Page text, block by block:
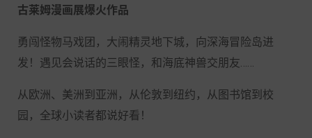
古莱姆漫画展爆火作品
勇闯怪物马戏团，大闹精灵地下城，向深海冒险岛进
发！遇见会说话的三眼怪，和海底神兽交朋友……
从欧洲、美洲到亚洲，从伦敦到纽约，从图书馆到校
园，全球小读者都说好看！